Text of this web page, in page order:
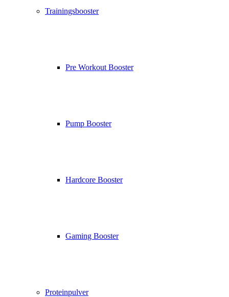
Trainingsbooster
Pre Workout Booster
Pump Booster
Hardcore Booster
Gaming Booster
Proteinpulver